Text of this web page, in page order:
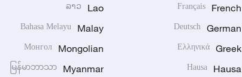
French
Français
German
Deutsch
Greek
Ελληνικά
Hausa
Hausa
Lao
ລາວ
Malay
Bahasa Melayu
Mongolian
Монгол
Myanmar
မြန်မာဘာသာ